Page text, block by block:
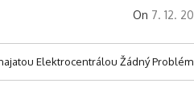
On 7. 12.
Elektrocentrálou Žádný Problém